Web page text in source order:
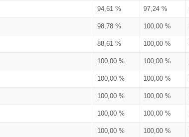
94,61 % 97,24 %
98,78 % 100,00 %
88,61 % 100,00 %
100,00 % 100,00 %
100,00 % 100,00 %
100,00 % 100,00 %
100,00 % 100,00 %
100,00 % 100,00 %